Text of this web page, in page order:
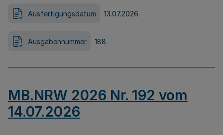
Ausfertigungsdatum 13.07.2026
Ausgabennummer 188
MB.NRW 2026 Nr. 192 vom
14.07.2026